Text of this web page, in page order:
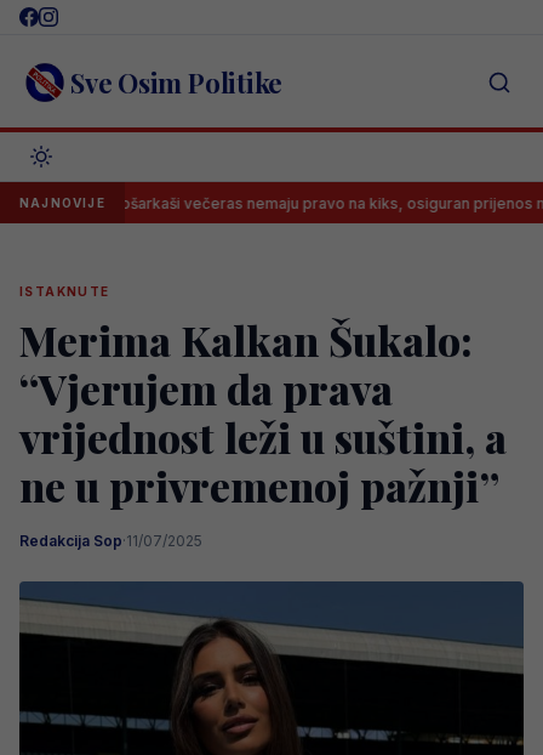
Skip
content Sve Osim Politike
NAJNOVIJE
večeras nemaju pravo na kiks, osiguran prijenos meča!
ISTAKNUTE
Merima Kalkan Šukalo:
“Vjerujem da prava
vrijednost leži u suštini, a
ne u privremenoj pažnji”
Redakcija Sop·11/07/2025